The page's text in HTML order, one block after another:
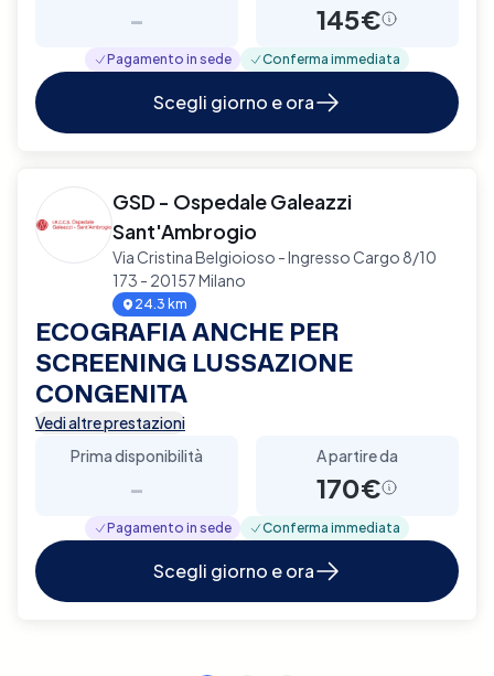
- 145€
Pagamento in sede Conferma immediata
Scegli giorno e ora
GSD - Ospedale Galeazzi
Sant'Ambrogio
Via Cristina Belgioioso - Ingresso Cargo 8/10
173 - 20157 Milano
24.3 km
ECOGRAFIA ANCHE PER
SCREENING LUSSAZIONE
CONGENITA
Vedi altre prestazioni
Prima disponibilità
-
A partire da
170€
Pagamento in sede Conferma immediata
Scegli giorno e ora